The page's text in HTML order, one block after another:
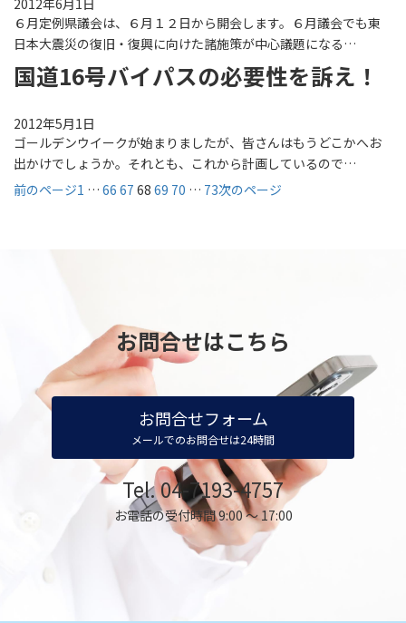
2012年6月1日
６月定例県議会は、６月１２日から開会します。６月議会でも東
日本大震災の復旧・復興に向けた諸施策が中心議題になる…
国道16号バイパスの必要性を訴え！
2012年5月1日
ゴールデンウイークが始まりましたが、皆さんはもうどこかへお
出かけでしょうか。それとも、これから計画しているので…
前のページ1 … 66 67 68 69 70 … 73次のページ
お問合せはこちら
お問合せフォーム
メールでのお問合せは24時間
Tel. 04-7193-4757
お電話の受付時間 9:00 ～ 17:00